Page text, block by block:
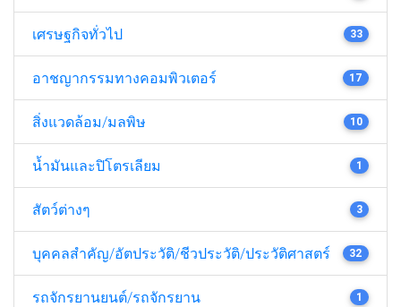
เศรษฐกิจทั่วไป 33
อาชญากรรมทางคอมพิวเตอร์ 17
สิ่งแวดล้อม/มลพิษ 10
น้ำมันและปิโตรเลียม 1
สัตว์ต่างๆ 3
บุคคลสำคัญ/อัตประวัติ/ชีวประวัติ/ประวัติศาสตร์ 32
รถจักรยานยนต์/รถจักรยาน 1